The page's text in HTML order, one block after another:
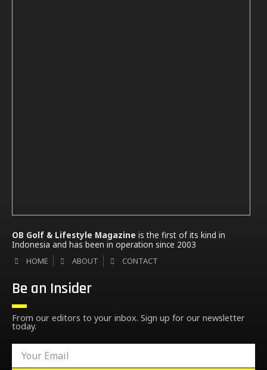
OB Golf & Lifestyle Magazine is the first of its kind in
Indonesia and has been in operation since 2003
HOME ABOUT CONTACT
Be an Insider
From our editors to your inbox. Sign up for our newsletter
today.